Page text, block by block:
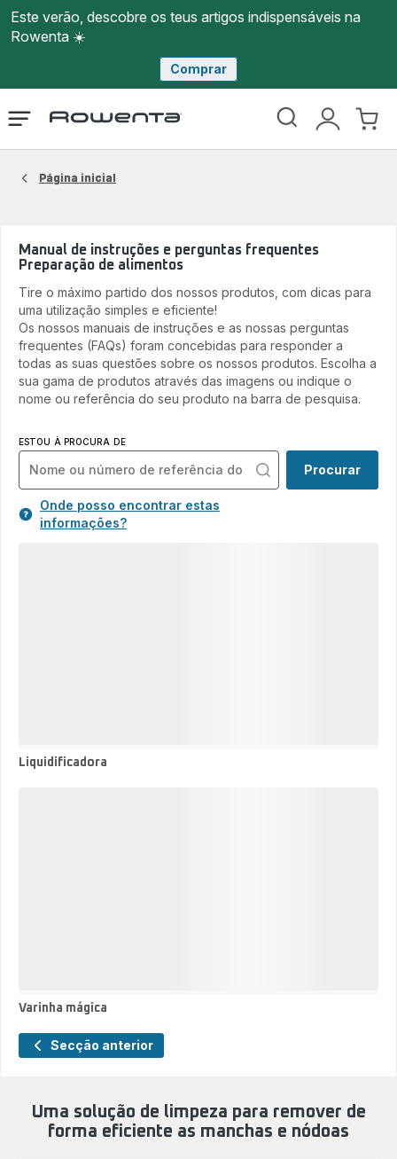
Este verão, descobre os teus artigos indispensáveis na
Rowenta ☀️
Comprar
Página
Rowenta
O
Abrir
Página inicial
Uma solução de limpeza para remover de
forma eficiente as manchas e nódoas
Manual de instruções e perguntas frequentes
Preparação de alimentos
Tire o máximo partido dos nossos produtos, com dicas para
uma utilização simples e eficiente!
Os nossos manuais de instruções e as nossas perguntas
frequentes (FAQs) foram concebidas para responder a
todas as suas questões sobre os nossos produtos. Escolha a
sua gama de produtos através das imagens ou indique o
nome ou referência do seu produto na barra de pesquisa.
ESTOU À PROCURA DE
Onde posso encontrar estas
informações?
Procurar
Liquidificadora
Varinha mágica
mágicaSecção anterior